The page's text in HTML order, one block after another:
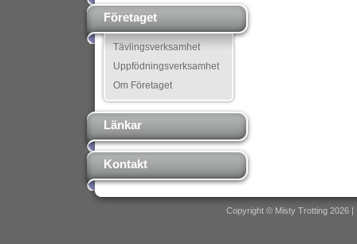
Företaget
Tävlingsverksamhet
Uppfödningsverksamhet
Om Företaget
Länkar
Kontakt
Copyright © Misty Trotting 2026